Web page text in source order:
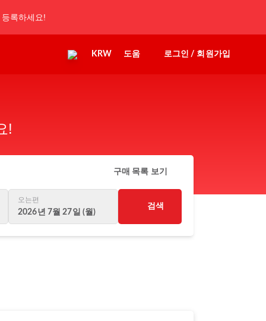
록하세요!
KRW 도움 로그인 / 회원가입
!
구매 목록 보기
오는편
2026년 7월 27일 (월)
검색